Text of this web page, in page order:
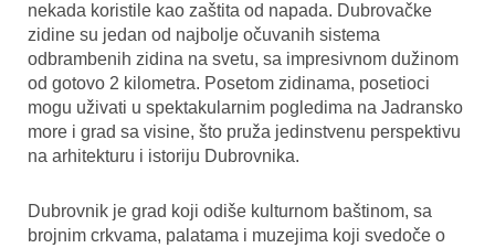
nekada koristile kao zaštita od napada. Dubrovačke
zidine su jedan od najbolje očuvanih sistema
odbrambenih zidina na svetu, sa impresivnom dužinom
od gotovo 2 kilometra. Posetom zidinama, posetioci
mogu uživati u spektakularnim pogledima na Jadransko
more i grad sa visine, što pruža jedinstvenu perspektivu
na arhitekturu i istoriju Dubrovnika.
Dubrovnik je grad koji odiše kulturnom baštinom, sa
brojnim crkvama, palatama i muzejima koji svedoče o